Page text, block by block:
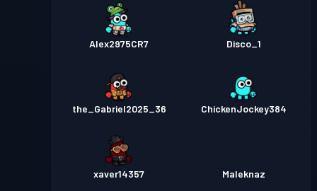
Alex2975CR7 Disco_1
the_Gabriel2025_36 ChickenJockey384
xaver14357 Maleknaz